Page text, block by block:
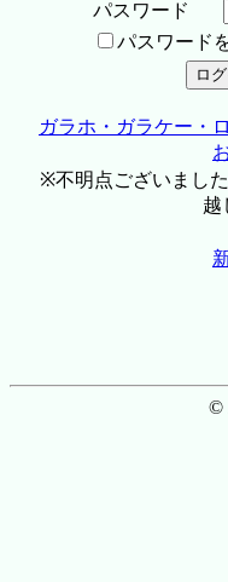
パスワード
パスワード
ガラホ・ガラケー・
※不明点ございまし
越
©